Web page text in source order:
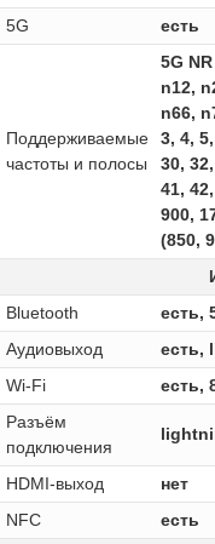
5G
есть
Поддерживаемые
частоты и полосы
5G
n12,
n66,
3, 4,
30,
41,
900,
(850,
Bluetooth
есть,
Аудиовыход
есть,
Wi-Fi
есть,
Разъём
подключения
HDMI-выход
нет
NFC
есть